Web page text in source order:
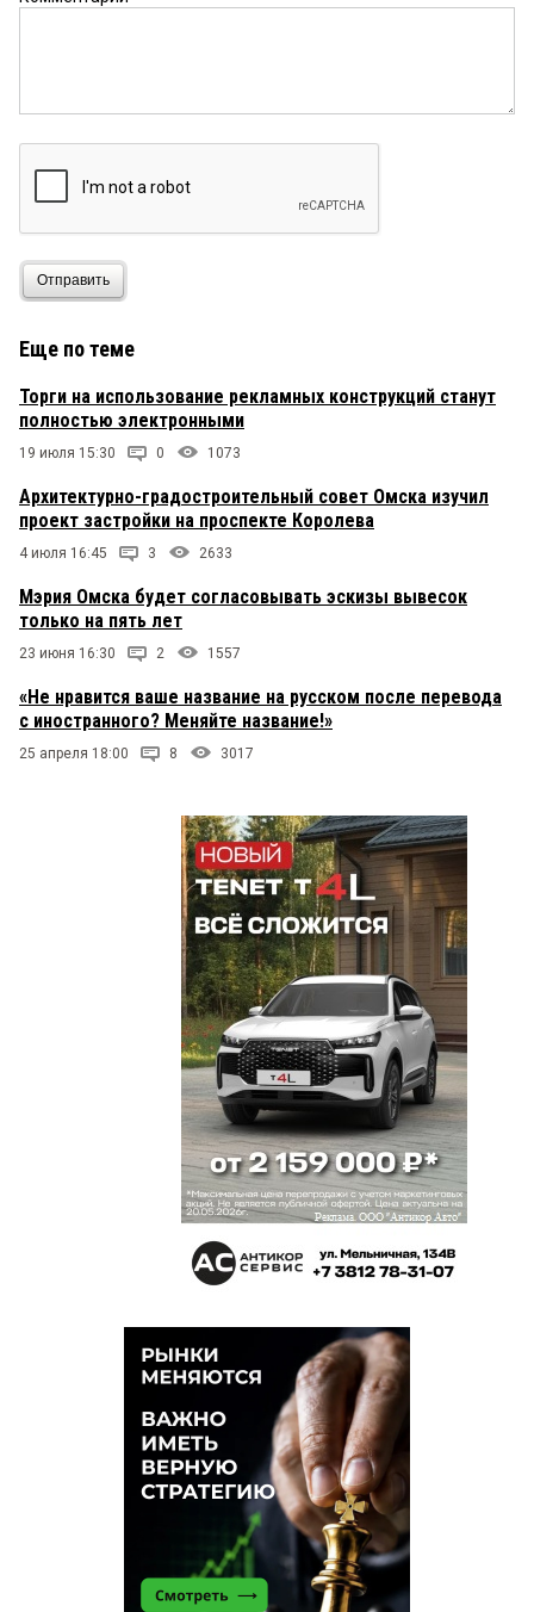
прутся прямо по гостевым маршрутам.
Отправить
Еще по теме
Торги на использование рекламных конструкций станут
полностью электронными
19 июля 15:30 0 1073
Архитектурно-градостроительный совет Омска изучил
проект застройки на проспекте Королева
4 июля 16:45 3 2633
Мэрия Омска будет согласовывать эскизы вывесок
только на пять лет
23 июня 16:30 2 1557
«Не нравится ваше название на русском после перевода
с иностранного? Меняйте название!»
25 апреля 18:00 8 3017